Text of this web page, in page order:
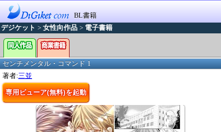
BL書籍
デジケット > 女性向作品 > 電子書籍
センチメンタル・コマンド 1
著者:三並
専用ビューア(無料)を起動